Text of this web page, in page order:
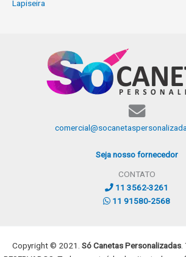
Lapiseira
Seja nosso fornecedor
CONTATO
11 3562-3261
11 91580-2568
Copyright © 2021. Só Canetas Personalizadas.